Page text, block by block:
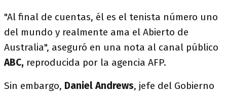
"Al final de cuentas, él es el tenista número uno
del mundo y realmente ama el Abierto de
Australia", aseguró en una nota al canal público
ABC, reproducida por la agencia AFP.
Sin embargo, Daniel Andrews, jefe del Gobierno